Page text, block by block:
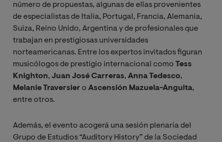
número de propuestas, algunas de ellas provenientes
de especialistasde Italia, Portugal, Francia, Alemania,
Suiza, Reino Unido, Argentina y de profesionales que
trabajan en prestigiosas universidades
norteamericanas. Entre los expertos invitados figuran
musicólogos de prestigio internacional como Tess
Knighton, Juan José Carreras, Anna Tedesco,
Melanie Traversier o Ascensión Mazuela-Anguita,
entre otros.
Además, el evento acogerá una sesión plenaria del
Grupo de Estudios “Auditory History” de la Sociedad